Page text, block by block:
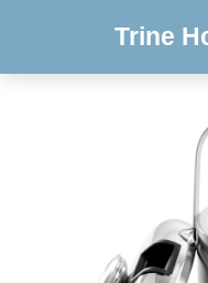
Trine